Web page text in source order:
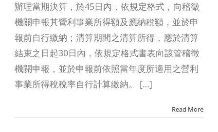
辦理當期決算，於45日內，依規定格式，向稽徵
機關申報其營利事業所得額及應納稅額，並於申
報前自行繳納；清算期間之清算所得，應於清算
結束之日起30日內，依規定格式書表向該管稽徵
機關申報，並於申報前依照當年度所適用之營利
事業所得稅稅率自行計算繳納。 […]
Read More